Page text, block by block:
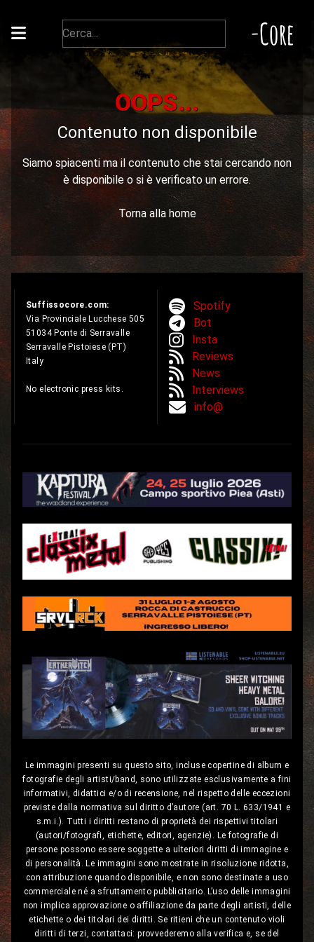
-Core
OOPS...
Contenuto non disponibile
Siamo spiacenti ma il contenuto che stai cercando non
è disponibile o si è verificato un errore.
Torna alla home
Suffissocore.com:
Via Provinciale Lucchese 505
51034 Ponte di Serravalle
Serravalle Pistoiese (PT)
Italy
No electronic press kits.
Spotify
Bot
Insta
Reviews
News
Interviews
info@
Le immagini presenti su questo sito, incluse copertine di album e
fotografie degli artisti/band, sono utilizzate esclusivamente a fini
informativi, didattici e/o di recensione, nel rispetto delle eccezioni
previste dalla normativa sul diritto d’autore (art. 70 L. 633/1941 e
s.m.i.). Tutti i diritti restano di proprietà dei rispettivi titolari
(autori/fotografi, etichette, editori, agenzie). Le fotografie di
persone possono essere soggette a ulteriori diritti di immagine e
di personalità. Le immagini sono mostrate in risoluzione ridotta,
con attribuzione quando disponibile, e non sono destinate a uso
commerciale né a sfruttamento pubblicitario. L’uso delle immagini
non implica approvazione o affiliazione da parte degli artisti, delle
etichette o dei titolari dei diritti. Se ritieni che un contenuto violi
diritti di terzi, contattaci: provvederemo alla verifica e, se del